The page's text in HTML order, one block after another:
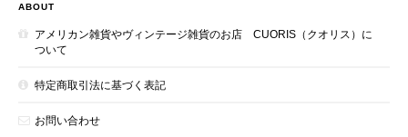
ABOUT
アメリカン雑貨やヴィンテージ雑貨のお店 CUORIS（クオリス）に
ついて
特定商取引法に基づく表記
お問い合わせ